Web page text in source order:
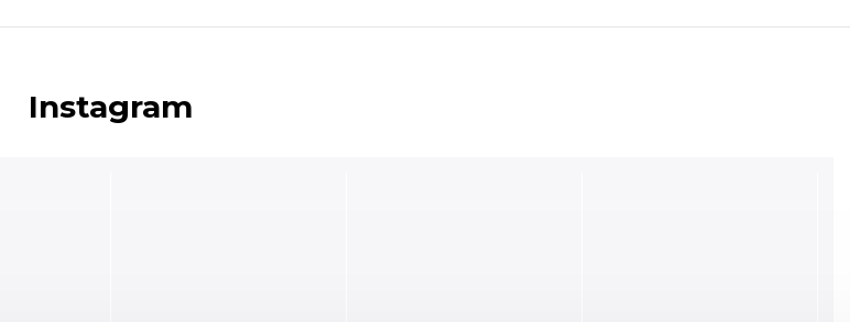
Instagram